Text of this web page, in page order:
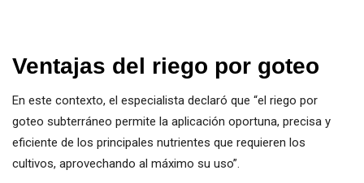
Ventajas del riego por goteo
En este contexto, el especialista declaró que “el riego por
goteo subterráneo permite la aplicación oportuna, precisa y
eficiente de los principales nutrientes que requieren los
cultivos, aprovechando al máximo su uso”.